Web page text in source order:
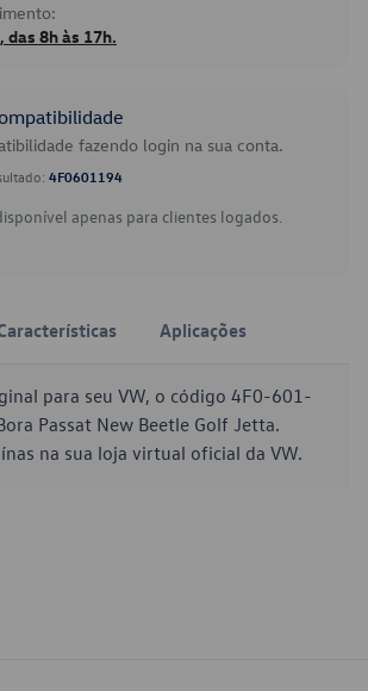
das 8h às 17h.
fazendo login na sua conta.
4F0601194
apenas para clientes logados.
Aplicações
para seu VW, o código 4F0-601-
Passat New Beetle Golf Jetta.
na sua loja virtual oficial da VW.